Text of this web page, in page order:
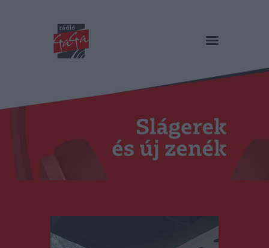
RÁDIÓ GAGA
Műsorok
Duma Duba
Podcast és videók
Stáb
RO